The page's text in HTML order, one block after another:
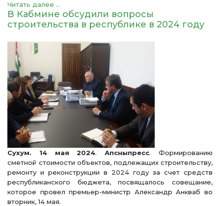
Читать далее ...
В Кабмине обсудили вопросы
строительства в республике в 2024 году
Сухум. 14 мая 2024.Апсныпресс. Формированию
сметной стоимости объектов, подлежащих строительству,
ремонту и реконструкции в 2024 году за счет средств
республиканского бюджета, посвящалось совещание,
которое провел премьер-министр Александр Анкваб во
вторник, 14 мая.